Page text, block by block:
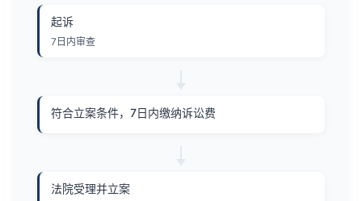
起诉
7日内审查
符合立案条件，7日内缴纳诉讼费
法院受理并立案